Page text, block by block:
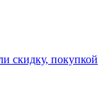
скидку, покупкой